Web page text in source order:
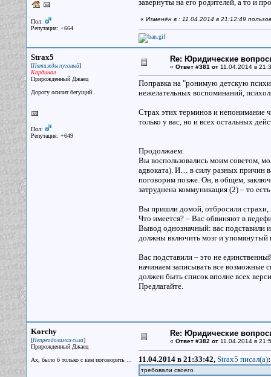
Пол:
Репутация: +664
завернуты на его родителей, а то и
« Изменён в : 11.04.2014 в 21:12:49
Strax5
[Пятижды пуганый]
Кардинал
Прирожденный Джаец
Дорогу осилит бегущий
Пол:
Репутация: +649
Re: Юридические
« Ответ #381 от11.04.2014 в
Поправка на "ронимую детскую
нежелательных воспоминаний,
Страх этих терминов и непонимание
только у вас, но и всех остальных
Продолжаем.
Вы воспользовались моим советом,
адвоката). И… в силу разных причин
поговорим позже. Он, в общем,
затруднена коммуникация (2) – то
Вы пришли домой, отбросили страхи,
Что имеется? – Вас обвиняют в
Вывод однозначный: вас
должны включить мозг и упомянутый
Вас подставили – это не
начинаем записывать все возможные
должен быть список вполне всех
Предлагайте.
Korchy
[Непреодолимая сила]
Прирожденный Джаец
Ах, было б только с кем поговорить ...
Re: Юридические
« Ответ #382 от11.04.2014 в
11.04.2014 в 21:33:42, Strax5 писал(a):
требовали своего